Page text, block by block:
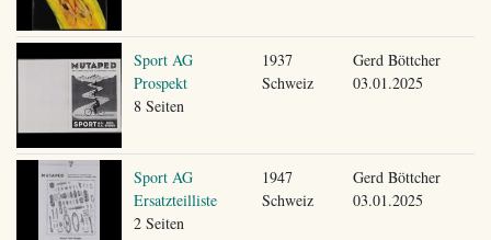
Sport AG
Prospekt
8 Seiten
1937
Schweiz
Gerd Böttcher
03.01.2025
Sport AG
Ersatzteilliste
2 Seiten
1947
Schweiz
Gerd Böttcher
03.01.2025